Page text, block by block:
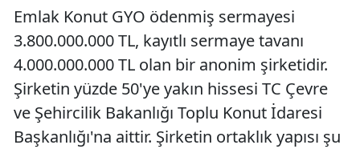
Emlak Konut GYO ödenmiş sermayesi
3.800.000.000 TL, kayıtlı sermaye tavanı
4.000.000.000 TL olan bir anonim şirketidir.
Şirketin yüzde 50'ye yakın hissesi TC Çevre
ve Şehircilik Bakanlığı Toplu Konut İdaresi
Başkanlığı'na aittir. Şirketin ortaklık yapısı şu